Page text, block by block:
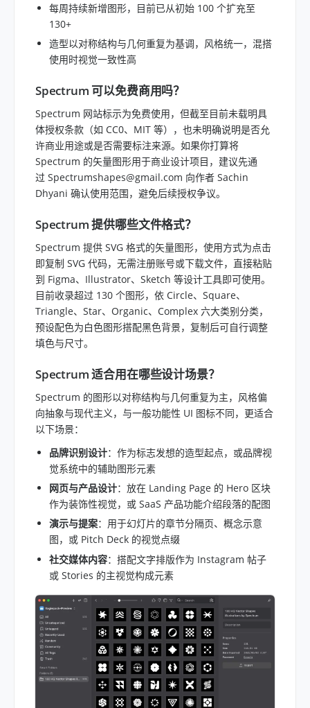
每周持续新增图形，目前已从初始 100 个扩充至
130+
造型以对称结构与几何重复为基调，风格统一，混搭
使用时视觉一致性高
Spectrum 可以免费商用吗？
Spectrum 网站标示为免费使用，但截至目前未载明具
体授权条款（如 CC0、MIT 等），也未明确说明是否允
许商业用途或是否需要标注来源。如果你打算将
Spectrum 的矢量图形用于商业设计项目，建议先通
过 Spectrumshapes@gmail.com 向作者 Sachin
Dhyani 确认使用范围，避免后续授权争议。
Spectrum 提供哪些文件格式？
Spectrum 提供 SVG 格式的矢量图形，使用方式为点击
即复制 SVG 代码，无需注册账号或下载文件，直接粘贴
到 Figma、Illustrator、Sketch 等设计工具即可使用。
目前收录超过 130 个图形，依 Circle、Square、
Triangle、Star、Organic、Complex 六大类别分类，
预设配色为白色图形搭配黑色背景，复制后可自行调整
填色与尺寸。
Spectrum 适合用在哪些设计场景？
Spectrum 的图形以对称结构与几何重复为主，风格偏
向抽象与现代主义，与一般功能性 UI 图标不同，更适合
以下场景：
品牌识别设计：作为标志发想的造型起点，或品牌视
觉系统中的辅助图形元素
网页与产品设计：放在 Landing Page 的 Hero 区块
作为装饰性视觉，或 SaaS 产品功能介绍段落的配图
演示与提案：用于幻灯片的章节分隔页、概念示意
图，或 Pitch Deck 的视觉点缀
社交媒体内容：搭配文字排版作为 Instagram 帖子
或 Stories 的主视觉构成元素